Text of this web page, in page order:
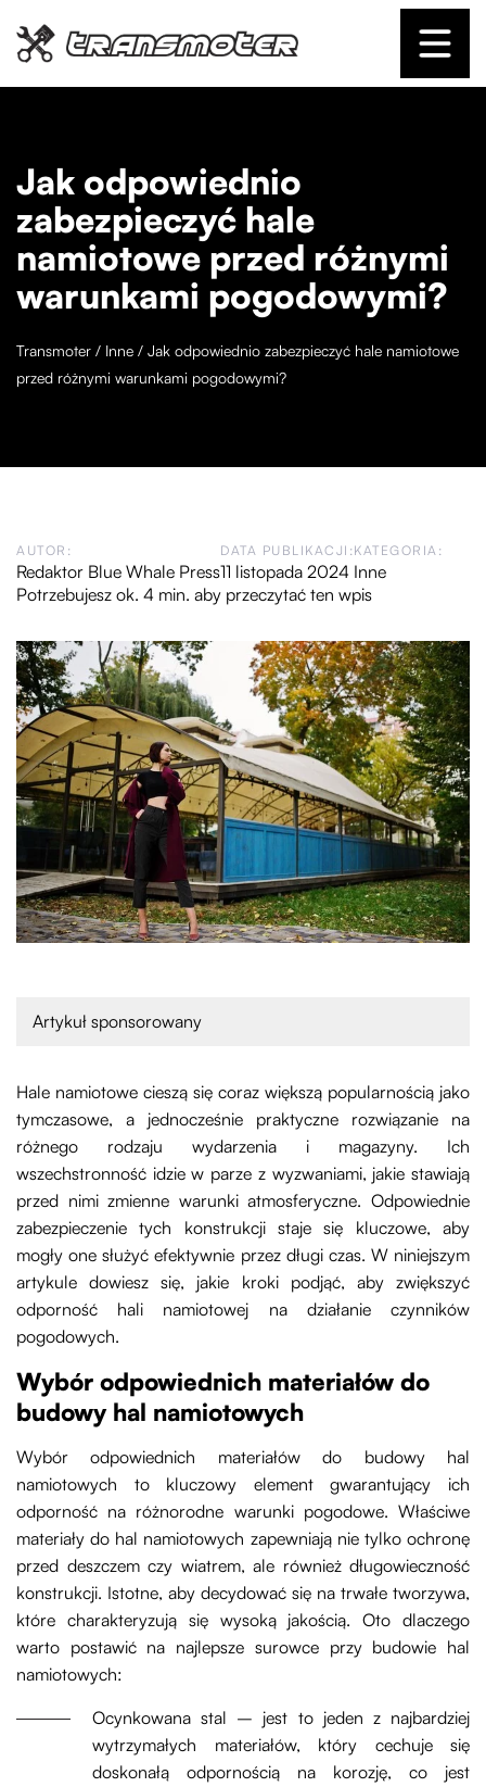
Jak odpowiednio
zabezpieczyć hale
namiotowe przed różnymi
warunkami pogodowymi?
Transmoter / Inne / Jak odpowiednio zabezpieczyć hale namiotowe
przed różnymi warunkami pogodowymi?
AUTOR:
Redaktor Blue Whale Press
DATA PUBLIKACJI:
11 listopada 2024
KATEGORIA:
Inne
Potrzebujesz ok. 4 min. aby przeczytać ten wpis
Artykuł sponsorowany
Hale namiotowe cieszą się coraz większą popularnością jako
tymczasowe, a jednocześnie praktyczne rozwiązanie na
różnego rodzaju wydarzenia i magazyny. Ich
wszechstronność idzie w parze z wyzwaniami, jakie stawiają
przed nimi zmienne warunki atmosferyczne. Odpowiednie
zabezpieczenie tych konstrukcji staje się kluczowe, aby
mogły one służyć efektywnie przez długi czas. W niniejszym
artykule dowiesz się, jakie kroki podjąć, aby zwiększyć
odporność hali namiotowej na działanie czynników
pogodowych.
Wybór odpowiednich materiałów do
budowy hal namiotowych
Wybór odpowiednich materiałów do budowy hal
namiotowych to kluczowy element gwarantujący ich
odporność na różnorodne warunki pogodowe. Właściwe
materiały do hal namiotowych zapewniają nie tylko ochronę
przed deszczem czy wiatrem, ale również długowieczność
konstrukcji. Istotne, aby decydować się na trwałe tworzywa,
które charakteryzują się wysoką jakością. Oto dlaczego
warto postawić na najlepsze surowce przy budowie hal
namiotowych:
Ocynkowana stal – jest to jeden z najbardziej
wytrzymałych materiałów, który cechuje się
doskonałą odpornością na korozję, co jest